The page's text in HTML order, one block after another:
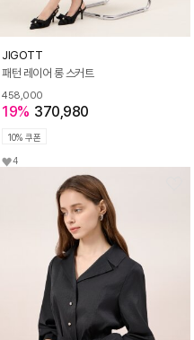
JIGOTT
패턴 레이어 롱 스커트
458,000
19% 370,980
10% 쿠폰
4